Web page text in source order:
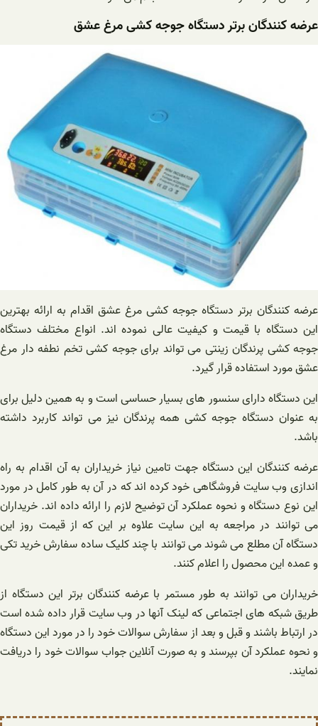
عرضه کنندگان برتر دستگاه جوجه کشی مرغ عشق
عرضه کنندگان برتر دستگاه جوجه کشی مرغ عشق اقدام به ارائه بهترین
این دستگاه با قیمت و کیفیت عالی نموده اند. انواع مختلف دستگاه
جوجه کشی پرندگان زینتی می تواند برای جوجه کشی تخم نطفه دار مرغ
عشق مورد استفاده قرار گیرد.
این دستگاه دارای سنسور های بسیار حساسی است و به همین دلیل برای
به عنوان دستگاه جوجه کشی همه پرندگان نیز می تواند کاربرد داشته
باشد.
عرضه کنندگان این دستگاه جهت تامین نیاز خریداران به آن اقدام به راه
اندازی وب سایت فروشگاهی خود کرده اند که در آن به طور کامل در مورد
این نوع دستگاه و نحوه عملکرد آن توضیح لازم را ارائه داده اند. خریداران
می توانند در مراجعه به این سایت علاوه بر این که از قیمت روز این
دستگاه آن مطلع می شوند می توانند با چند کلیک ساده سفارش خرید تکی
و عمده این محصول را اعلام کنند.
خریداران می توانند به طور مستمر با عرضه کنندگان برتر این دستگاه از
طریق شبکه های اجتماعی که لینک آنها در وب سایت قرار داده شده است
در ارتباط باشند و قبل و بعد از سفارش سوالات خود را در مورد این دستگاه
و نحوه عملکرد آن بپرسند و به صورت آنلاین جواب سوالات خود را دریافت
نمایند.